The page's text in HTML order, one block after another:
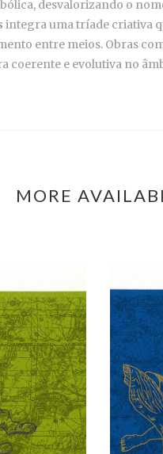
desvalorizando o
integra uma tríade criativa
entre meios. Obras
coerente e evolutiva no
MORE